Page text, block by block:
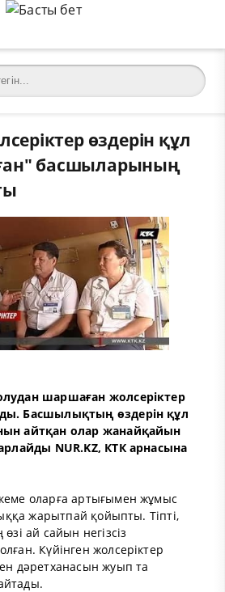
өздерін құл
басшыларының
шаршаған жолсеріктер
Басшылықтың өздерін құл
айтқан олар жанайқайын
NUR.KZ, КТК арнасына
оларға артығымен жұмыс
жарытпай қойыпты. Тіпті,
ай сайын негізсіз
Күйінген жолсеріктер
дәретханасын жуып та